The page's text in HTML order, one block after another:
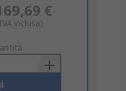
€
inclusa)